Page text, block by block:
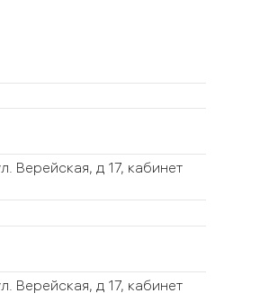
Верейская, д 17, кабинет
Верейская, д 17, кабинет